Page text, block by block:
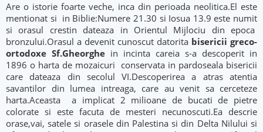
Are o istorie foarte veche, inca din perioada neolitica.El este
mentionat si in Biblie:Numere 21.30 si Iosua 13.9 este numit
si orasul crestin dateaza in Orientul Mijlociu din epoca
bronzului.Orasul a devenit cunoscut datorita bisericii greco-
ortodoxe Sf.Gheorghe in incinta careia s-a descoperit in
1896 o harta de mozaicuri conservata in pardoseala bisericii
care dateaza din secolul VI.Descoperirea a atras atentia
savantilor din lumea intreaga, care au venit sa cerceteze
harta.Aceasta a implicat 2 milioane de bucati de pietre
colorate si este facuta de mesteri necunoscuti.Ea descrie
orase,vai, satele si orasele din Palestina si din Delta Nilului si